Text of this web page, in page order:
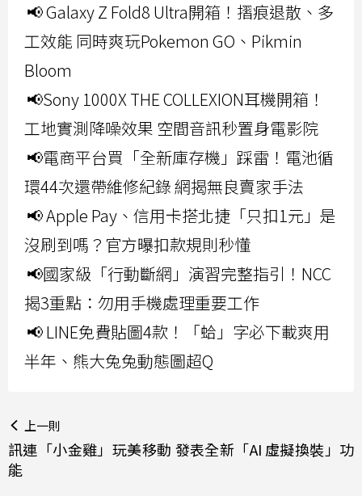
📢 Galaxy Z Fold8 Ultra開箱！摺痕退散、多
工效能 同時爽玩Pokemon GO、Pikmin
Bloom
📢Sony 1000X THE COLLEXION耳機開箱！
工地實測降噪效果 空間音訊秒置身電影院
📢電商平台買「全新庫存機」踩雷！電池循
環44次還帶維修紀錄 網揭無良賣家手法
📢 Apple Pay、信用卡搭北捷「只扣1元」是
沒刷到嗎？官方曝扣款規則秒懂
📢國家級「行動斷網」演習完整指引！NCC
揭3重點：勿用手機處理重要工作
📢 LINE免費貼圖4款！「蛤」字必下載爽用
半年、熊大兔兔動態圖超Q
上一則
訊連「小金雞」玩美移動 發表全新「AI 虛擬換裝」功
能